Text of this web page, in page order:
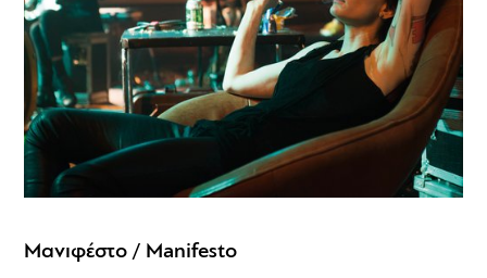
Μανιφέστο / Manifesto